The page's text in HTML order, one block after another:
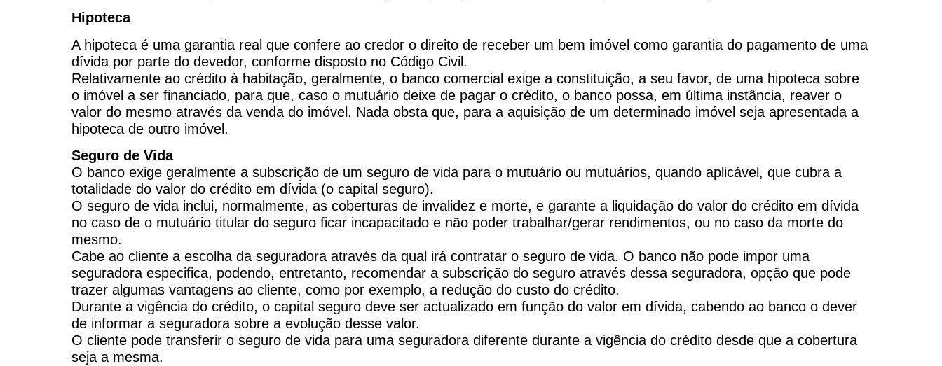
Hipoteca
A hipoteca é uma garantia real que confere ao credor o direito de receber um bem imóvel como garantia do pagamento de uma
dívida por parte do devedor, conforme disposto no Código Civil.
Relativamente ao crédito à habitação, geralmente, o banco comercial exige a constituição, a seu favor, de uma hipoteca sobre
o imóvel a ser financiado, para que, caso o mutuário deixe de pagar o crédito, o banco possa, em última instância, reaver o
valor do mesmo através da venda do imóvel. Nada obsta que, para a aquisição de um determinado imóvel seja apresentada a
hipoteca de outro imóvel.
Seguro de Vida
O banco exige geralmente a subscrição de um seguro de vida para o mutuário ou mutuários, quando aplicável, que cubra a
totalidade do valor do crédito em dívida (o capital seguro).
O seguro de vida inclui, normalmente, as coberturas de invalidez e morte, e garante a liquidação do valor do crédito em dívida
no caso de o mutuário titular do seguro ficar incapacitado e não poder trabalhar/gerar rendimentos, ou no caso da morte do
mesmo.
Cabe ao cliente a escolha da seguradora através da qual irá contratar o seguro de vida. O banco não pode impor uma
seguradora especifica, podendo, entretanto, recomendar a subscrição do seguro através dessa seguradora, opção que pode
trazer algumas vantagens ao cliente, como por exemplo, a redução do custo do crédito.
Durante a vigência do crédito, o capital seguro deve ser actualizado em função do valor em dívida, cabendo ao banco o dever
de informar a seguradora sobre a evolução desse valor.
O cliente pode transferir o seguro de vida para uma seguradora diferente durante a vigência do crédito desde que a cobertura
seja a mesma.